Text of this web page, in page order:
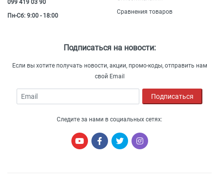
099 419 03 90
Пн-Сб: 9:00 - 18:00
Сравнения товаров
Подписаться на новости:
Если вы хотите получать новости, акции, промо-коды, отправить нам
свой Email
Email Подписаться
Следите за нами в социальных сетях: